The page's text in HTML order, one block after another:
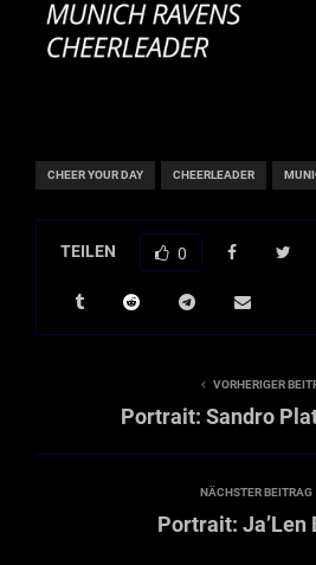
CHEER YOUR DAY CHEERLEADER
TEILEN 0
VORHERIGER
Portrait: Sandro
NÄCHSTER BEITRAG
Portrait: Ja’Len